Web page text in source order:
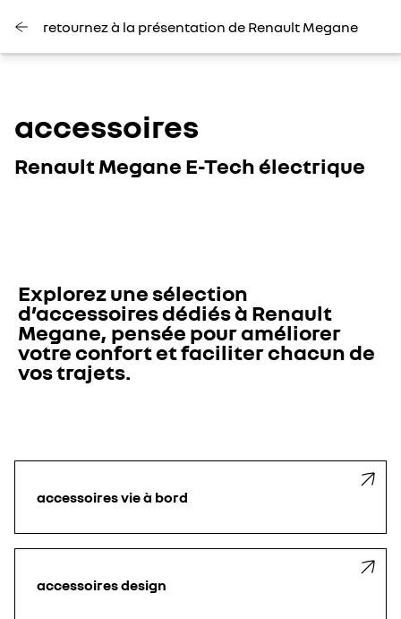
retournez à la présentation de Renault Megane
accessoires
Renault Megane E-Tech électrique
Explorez une sélection
d’accessoires dédiés à Renault
Megane, pensée pour améliorer
votre confort et faciliter chacun de
vos trajets.
accessoires vie à bord
accessoires design